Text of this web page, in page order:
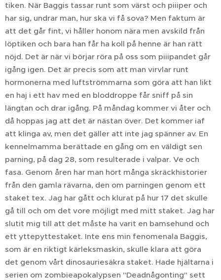
tiken. När Baggis tassar runt som värst och piiiper och
har sig, undrar man, hur ska vi få sova? Men faktum är
att det går fint, vi håller honom nära men avskild från
löptiken och bara han får ha koll på henne är han rätt
nöjd. Det är när vi börjar röra på oss som piiipandet går
igång igen. Det är precis som att man virvlar runt
hormonerna med luftströmmarna som göra att han likt
en haj i ett hav med en bloddroppe får sniff på sin
längtan och drar igång. På måndag kommer vi åter och
då hoppas jag att det är nästan över. Det kommer iaf
att klinga av, men det gäller att inte jag spänner av. En
kennelmamma berättade en gång om en väldigt sen
parning, på dag 28, som resulterade i valpar. Ve och
fasa. Genom åren har man hört många skräckhistorier
från den gamla rävarna, den om parningen genom ett
staket tex. Jag har gått och klurat på hur 17 det skulle
gå till och om det vore möjligt med mitt staket. Jag har
slutit mig till att det måste ha varit en bamsehund och
ett yttepyttestaket. Inte ens min fenomenala Baggis,
som är en riktigt kärleksmaskin, skulle klara att göra
det genom vårt dinosauriesäkra staket. Hade hjältarna i
serien om zombieapokalypsen "Deadnågonting" sett